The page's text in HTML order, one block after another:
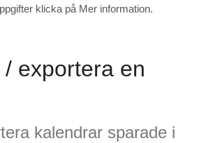
klicka på Mer information.
exportera en
kalendrar sparade i